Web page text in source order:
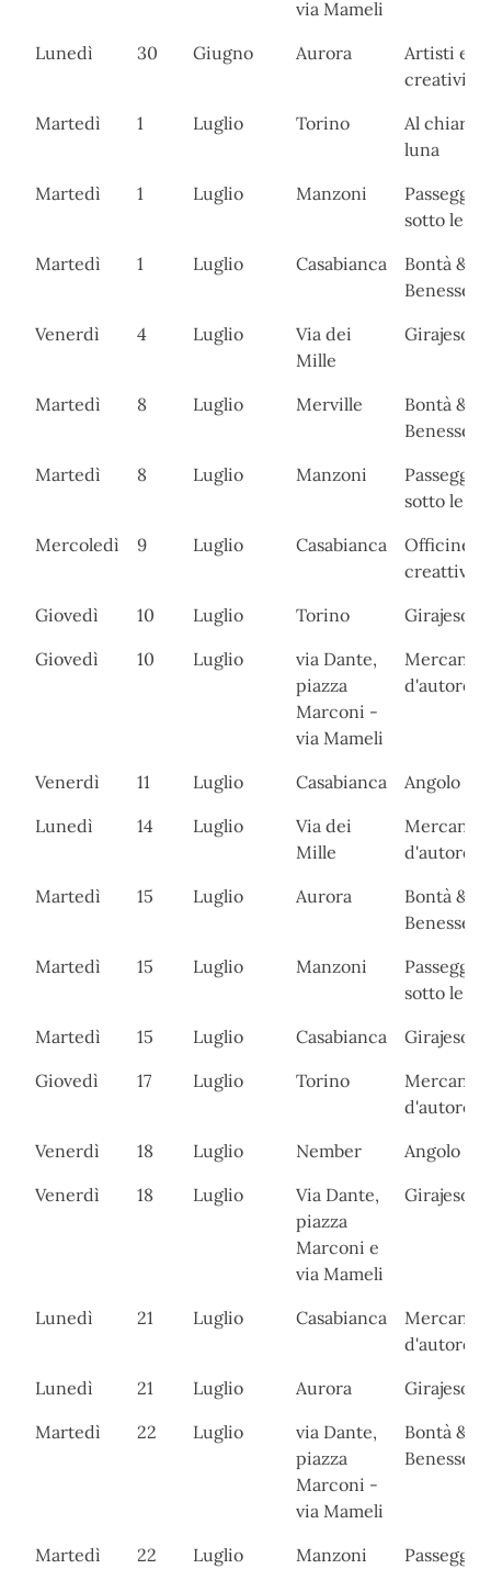
via Mameli
Lunedì
30 Giugno Aurora
Artisti e
creativi
Martedì
1 Luglio Torino
Al chiaro
luna
Martedì
1 Luglio Manzoni
sotto le
Martedì
1 Luglio Casabianca
Bontà &
Benessere
Venerdì
4 Luglio
Via dei
Mille
Girajesolo
Martedì 8 Luglio Merville
Bontà &
Benessere
Martedì
8 Luglio Manzoni
sotto le
Mercoledì
9 Luglio Casabianca
Officine
creattive
Giovedì
10 Luglio Torino
Girajesolo
Giovedì
10 Luglio
via Dante,
piazza
Marconi -
via Mameli
Mercanti
d'autore
Venerdì 11 Luglio Casabianca
Angolo
Lunedì
14 Luglio
Via dei
Mille
Mercanti
d'autore
Martedì
15 Luglio Aurora
Bontà &
Benessere
Martedì
15 Luglio Manzoni
sotto le
Martedì
15 Luglio Casabianca
Girajesolo
Giovedì
17 Luglio Torino
Mercanti
d'autore
Venerdì
18 Luglio Nember
Angolo
Venerdì
18 Luglio
Via Dante,
piazza
Marconi e
via Mameli
Girajesolo
Lunedì 21 Luglio Casabianca
Mercanti
d'autore
Lunedì
21 Luglio Aurora
Girajesolo
Martedì
22 Luglio
via Dante,
piazza
Marconi -
via Mameli
Bontà &
Benessere
Martedì 22 Luglio Manzoni